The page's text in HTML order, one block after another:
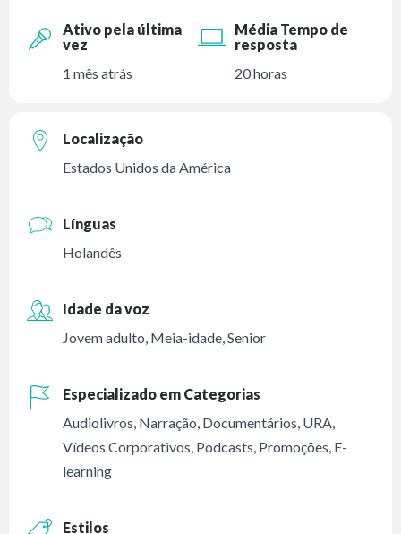
Ativo pela última
vez
1 mês atrás
Média Tempo de
resposta
20 horas
Localização
Estados Unidos da América
Línguas
Holandês
Idade da voz
Jovem adulto, Meia-idade,Senior
Especializado em Categorias
Audiolivros, Narração, Documentários, URA,
Vídeos Corporativos, Podcasts, Promoções, E-
learning
Estilos